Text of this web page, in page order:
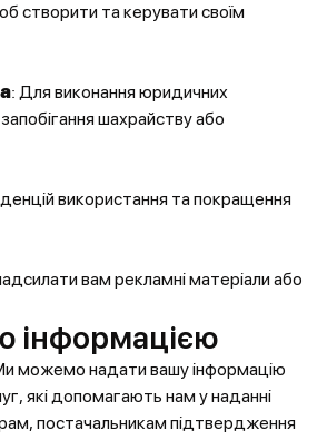
створити та керувати своїм
: Для виконання юридичних
шахрайству або
використання та покращення
вам рекламні матеріали або
інформацією
можемо надати вашу інформацію
які допомагають нам у наданні
постачальникам підтвердження